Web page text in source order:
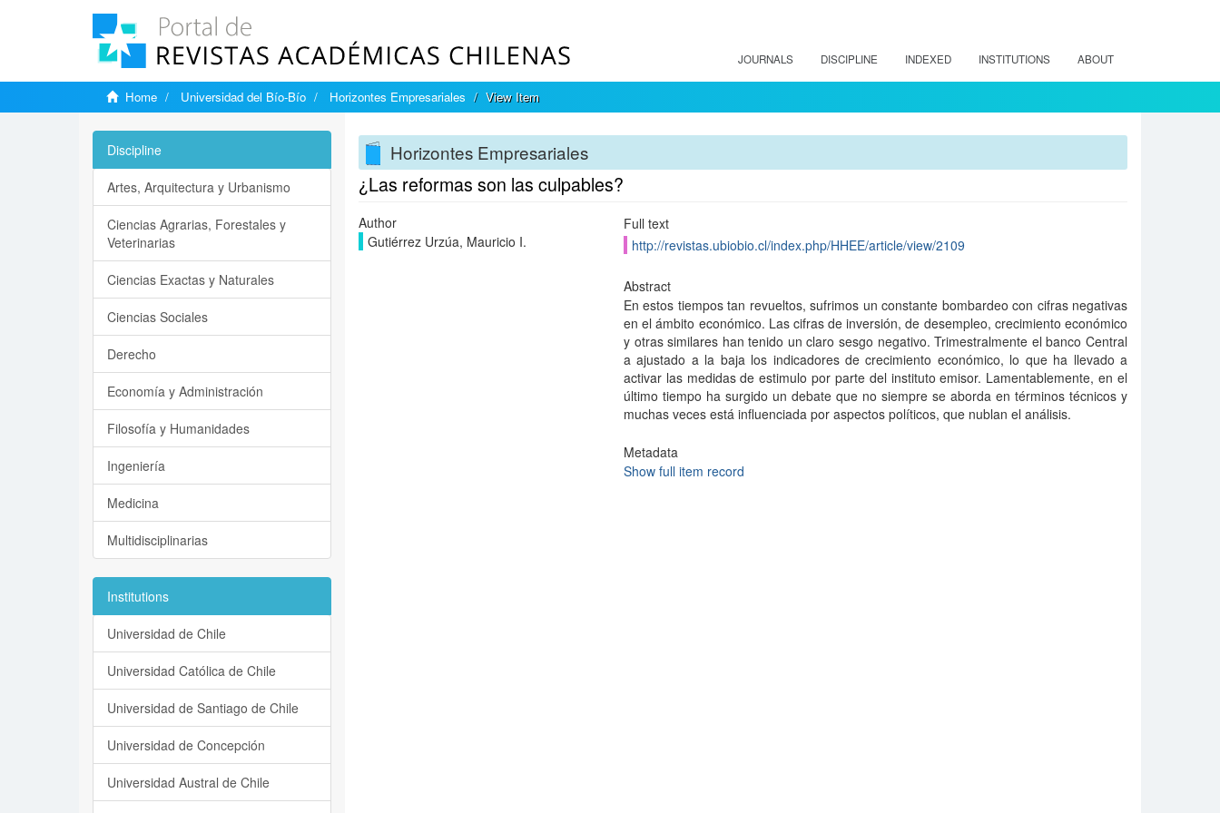
JOURNALS DISCIPLINE INDEXED INSTITUTIONS ABOUT
Home Universidad del Bío-Bío Horizontes Empresariales View Item
Horizontes Empresariales
¿Las reformas son las culpables?
Author
Gutiérrez Urzúa, Mauricio I.
Full text
http://revistas.ubiobio.cl/index.php/HHEE/article/view/2109
Abstract
En estos tiempos tan revueltos, sufrimos un constante bombardeo con cifras negativas
en el ámbito económico. Las cifras de inversión, de desempleo, crecimiento económico
y otras similares han tenido un claro sesgo negativo. Trimestralmente el banco Central
a ajustado a la baja los indicadores de crecimiento económico, lo que ha llevado a
activar las medidas de estimulo por parte del instituto emisor. Lamentablemente, en el
último tiempo ha surgido un debate que no siempre se aborda en términos técnicos y
muchas veces está influenciada por aspectos políticos, que nublan el análisis.
Metadata
Show full item record
Discipline
Artes, Arquitectura y Urbanismo
Ciencias Agrarias, Forestales y
Veterinarias
Ciencias Exactas y Naturales
Ciencias Sociales
Derecho
Economía y Administración
Filosofía y Humanidades
Ingeniería
Medicina
Multidisciplinarias
Institutions
Universidad de Chile
Universidad Católica de Chile
Universidad de Santiago de Chile
Universidad de Concepción
Universidad Austral de Chile